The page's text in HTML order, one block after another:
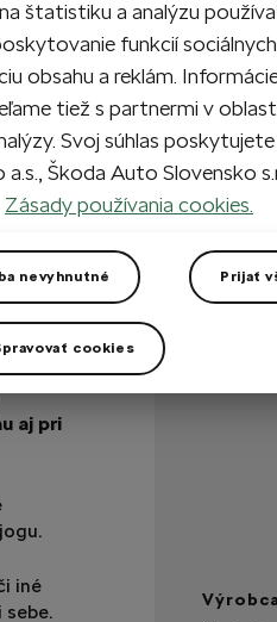
aj pri
iné
Výrobca
štatistiku a analýzu
funkcií
obsahu a reklám.
tiež s partnermi v
Svoj súhlas
Škoda Auto Slovensko
Zásady používania cookies.
nevyhnutné Prijať
cookies